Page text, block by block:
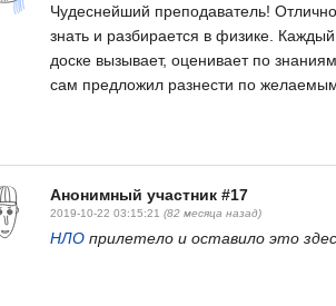
Чудеснейший преподаватель!
знать и разбирается в физике.
доске вызывает, оценивает по
сам предложил разнести по
Анонимный участник #17
2019-10-22 03:15:21 (82 месяца назад)
НЛО прилетело и оставило это